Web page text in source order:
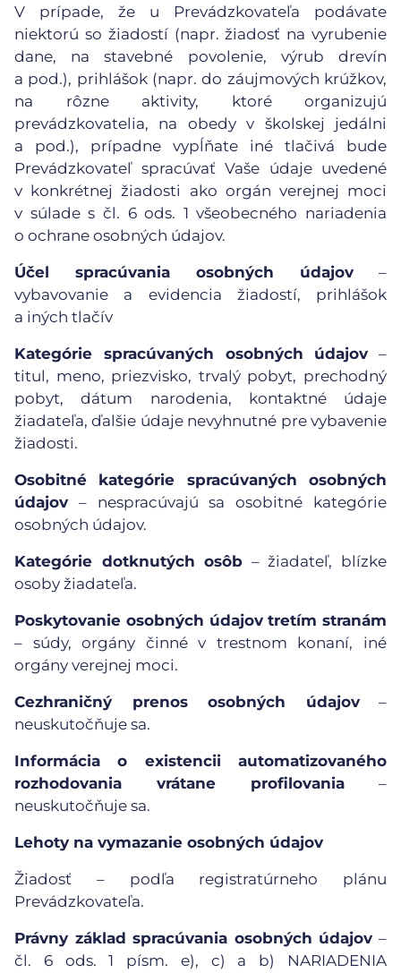
V prípade, že u Prevádzkovateľa podávate
niektorú so žiadostí (napr. žiadosť na vyrubenie
dane, na stavebné povolenie, výrub drevín
a pod.), prihlášok (napr. do záujmových krúžkov,
na rôzne aktivity, ktoré organizujú
prevádzkovatelia, na obedy v školskej jedálni
a pod.), prípadne vypĺňate iné tlačivá bude
Prevádzkovateľ spracúvať Vaše údaje uvedené
v konkrétnej žiadosti ako orgán verejnej moci
v súlade s čl. 6 ods. 1 všeobecného nariadenia
o ochrane osobných údajov.
Účel spracúvania osobných údajov –
vybavovanie a evidencia žiadostí, prihlášok
a iných tlačív
Kategórie spracúvaných osobných údajov –
titul, meno, priezvisko, trvalý pobyt, prechodný
pobyt, dátum narodenia, kontaktné údaje
žiadateľa, ďalšie údaje nevyhnutné pre vybavenie
žiadosti.
Osobitné kategórie spracúvaných osobných
údajov – nespracúvajú sa osobitné kategórie
osobných údajov.
Kategórie dotknutých osôb – žiadateľ, blízke
osoby žiadateľa.
Poskytovanie osobných údajov tretím stranám
– súdy, orgány činné v trestnom konaní, iné
orgány verejnej moci.
Cezhraničný prenos osobných údajov–
neuskutočňuje sa.
Informácia o existencii automatizovaného
rozhodovania vrátane profilovania –
neuskutočňuje sa.
Lehoty na vymazanie osobných údajov
Žiadosť – podľa registratúrneho plánu
Prevádzkovateľa.
Právny základ spracúvania osobných údajov –
čl. 6 ods. 1 písm. e), c) a b) NARIADENIA